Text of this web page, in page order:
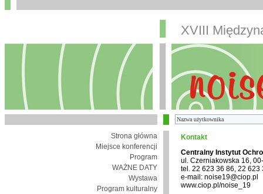
XVIII
Strona główna
Miejsce konferencji
Program
WAŻNE DATY
Wystawa
Program kulturalny
Kontakt
Centralny Instytut
ul. Czerniakowska 16,
tel. 22 623 36 86, 22 623
e-mail: noise19@ciop.pl
www.ciop.pl/noise_19